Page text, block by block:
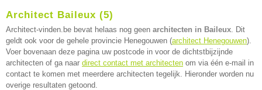
Architect Baileux (5)
Architect-vinden.be bevat helaas nog geen architecten in Baileux. Dit
geldt ook voor de gehele provincie Henegouwen (architect Henegouwen).
Voer bovenaan deze pagina uw postcode in voor de dichtstbijzijnde
architecten of ga naar direct contact met architecten om via één e-mail in
contact te komen met meerdere architecten tegelijk. Hieronder worden nu
overige resultaten getoond.